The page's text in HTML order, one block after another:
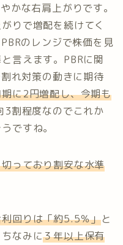
かな右肩上がりです。
りで増配を続けてく
のレンジで株価を見
言えます。PBRに関
れ対策の動きに期待
に2円増配し、今期も
3割程度なのでこれか
ですね。
っており割安な水準
回りは「約5.5％」と
なみに３年以上保有